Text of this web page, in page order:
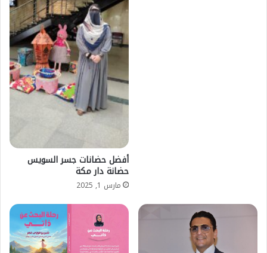
أفضل حضانات جسر السويس
حضانة دار مكة
مارس 1, 2025